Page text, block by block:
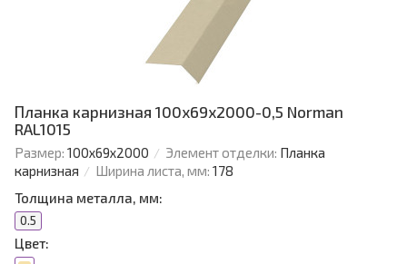
Планка карнизная 100х69х2000-0,5 Norman
RAL1015
Размер: 100х69х2000 Элемент отделки: Планка
карнизная
Ширина листа, мм: 178
Толщина металла, мм:
0.5
Цвет: